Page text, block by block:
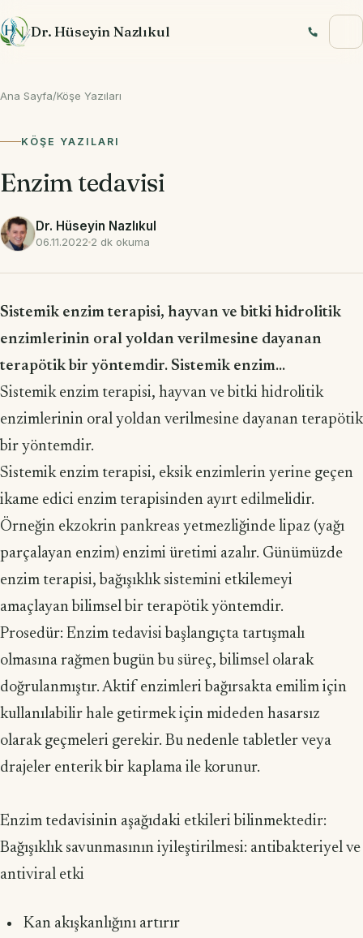
Dr. Hüseyin Nazlıkul
Ana Sayfa/Köşe Yazıları
KÖŞE YAZILARI
Enzim tedavisi
Dr. Hüseyin Nazlıkul
06.11.2022 2 dk okuma
Sistemik enzim terapisi, hayvan ve bitki hidrolitik
enzimlerinin oral yoldan verilmesine dayanan
terapötik bir yöntemdir. Sistemik enzim...
Sistemik enzim terapisi, hayvan ve bitki hidrolitik
enzimlerinin oral yoldan verilmesine dayanan terapötik
bir yöntemdir.
Sistemik enzim terapisi, eksik enzimlerin yerine geçen
ikame edici enzim te­rapisinden ayırt edilmelidir.
Örneğin ekzokrin pankreas yetmezliğinde lipaz (yağı
parçalayan enzim) enzimi üretimi azalır. Günümüzde
enzim terapisi, bağışıklık sistemini etkilemeyi
amaçlayan bilimsel bir terapötik yöntemdir.
Prosedür: Enzim tedavisi başlangıçta tartışmalı
olmasına rağmen bugün bu süreç, bilim­sel olarak
doğrulanmıştır. Aktif enzimleri bağırsakta emilim için
kullanılabilir hale getirmek için mide­den hasarsız
olarak geçmeleri gerekir. Bu nedenle tabletler veya
drajeler enterik bir kaplama ile korunur.
Enzim tedavisinin aşağıdaki etkileri bilinmektedir:
Bağışıklık savunmasının iyileştirilmesi: antibakteriyel ve
antiviral etki
Kan akışkanlığını artırır